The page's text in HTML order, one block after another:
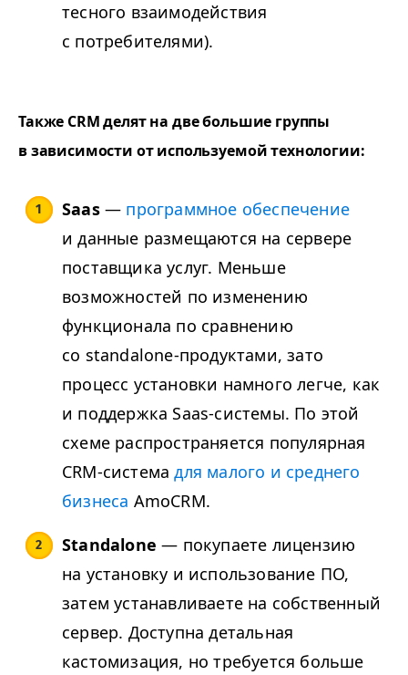
тесного взаимодействия
с потребителями).
Также CRM делят на две большие группы
в зависимости от используемой технологии:
Saas — программное обеспечение
и данные размещаются на сервере
поставщика услуг. Меньше
возможностей по изменению
функционала по сравнению
со standalone-продуктами, зато
процесс установки намного легче, как
и поддержка Saas-системы. По этой
схеме распространяется популярная
CRM-системадля малого и среднего
бизнеса AmoCRM.
Standalone— покупаете лицензию
на установку и использование ПО,
затем устанавливаете на собственный
сервер. Доступна детальная
кастомизация, но требуется больше